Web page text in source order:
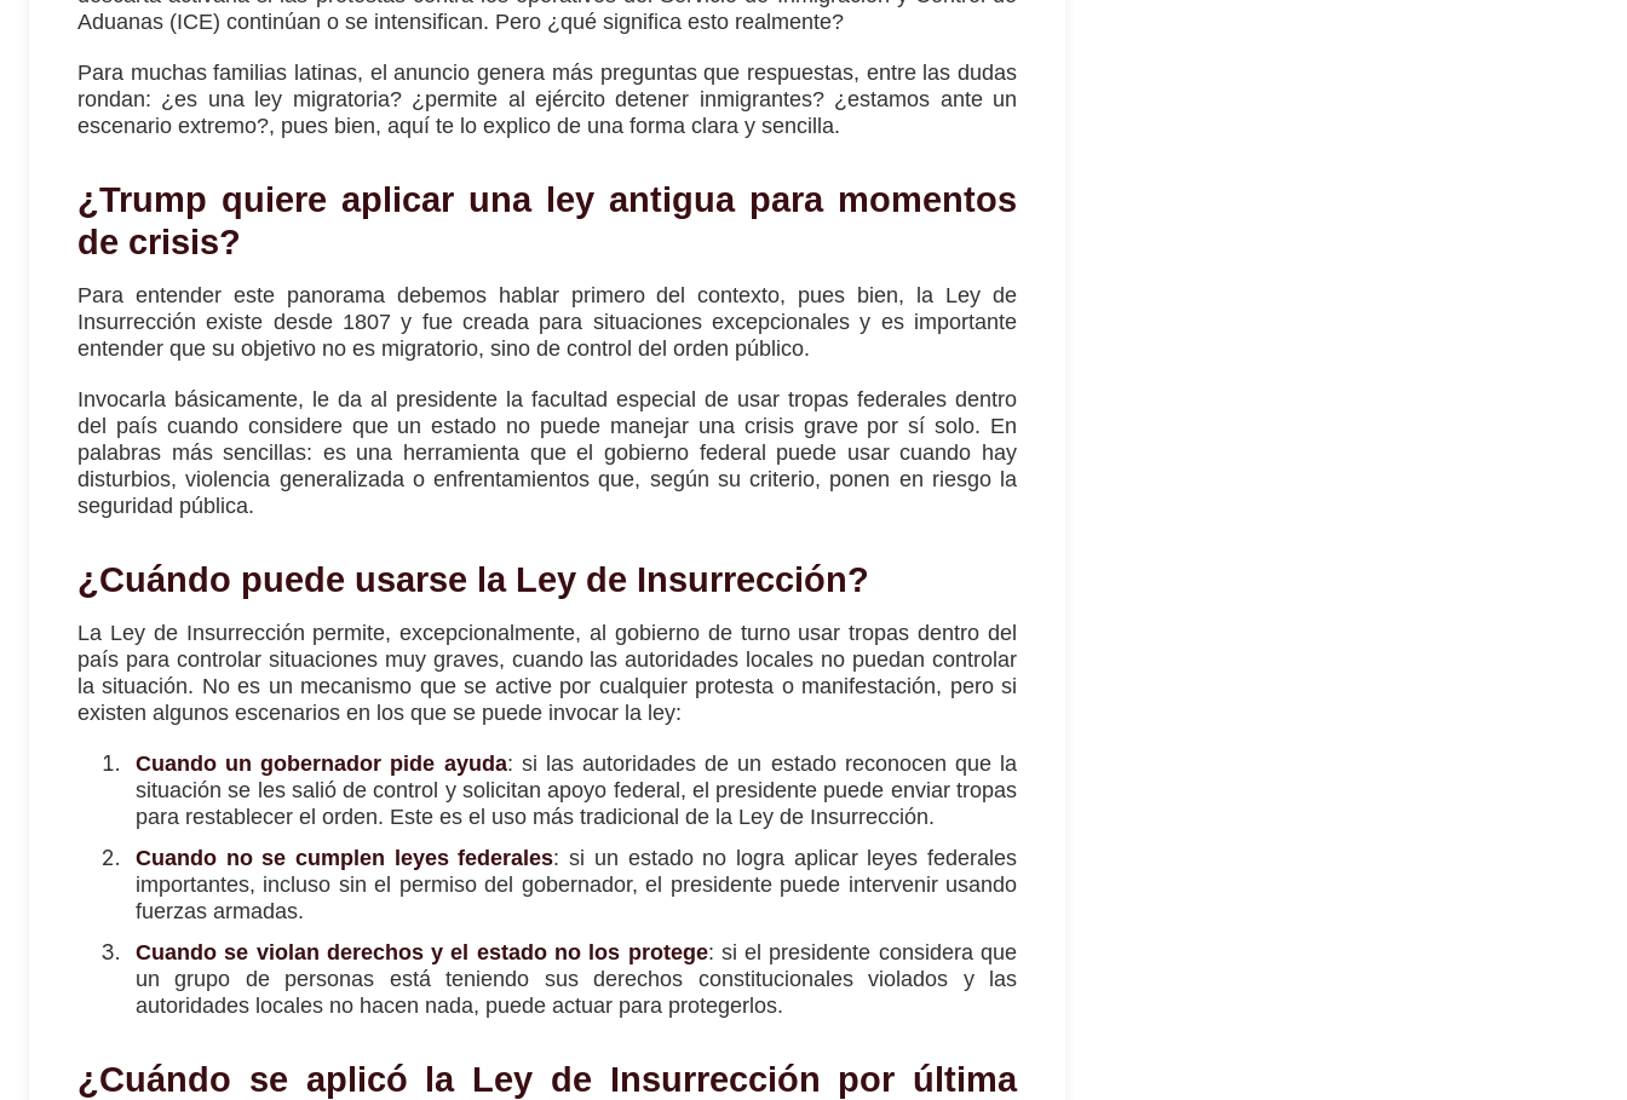
Aduanas (ICE) continúan o se intensifican. Pero ¿qué significa esto realmente?
Para muchas familias latinas, el anuncio genera más preguntas que respuestas, entre las dudas
rondan: ¿es una ley migratoria? ¿permite al ejército detener inmigrantes? ¿estamos ante un
escenario extremo?, pues bien, aquí te lo explico de una forma clara y sencilla.
¿Trump quiere aplicar una ley antigua para momentos
de crisis?
Para entender este panorama debemos hablar primero del contexto, pues bien, la Ley de
Insurrección existe desde 1807 y fue creada para situaciones excepcionales y es importante
entender que su objetivo no es migratorio, sino de control del orden público.
Invocarla básicamente, le da al presidente la facultad especial de usar tropas federales dentro
del país cuando considere que un estado no puede manejar una crisis grave por sí solo. En
palabras más sencillas: es una herramienta que el gobierno federal puede usar cuando hay
disturbios, violencia generalizada o enfrentamientos que, según su criterio, ponen en riesgo la
seguridad pública.
¿Cuándo puede usarse la Ley de Insurrección?
La Ley de Insurrección permite, excepcionalmente, al gobierno de turno usar tropas dentro del
país para controlar situaciones muy graves, cuando las autoridades locales no puedan controlar
la situación. No es un mecanismo que se active por cualquier protesta o manifestación, pero si
existen algunos escenarios en los que se puede invocar la ley:
Cuando un gobernador pide ayuda: si las autoridades de un estado reconocen que la
situación se les salió de control y solicitan apoyo federal, el presidente puede enviar tropas
para restablecer el orden. Este es el uso más tradicional de la Ley de Insurrección.
Cuando no se cumplen leyes federales: si un estado no logra aplicar leyes federales
importantes, incluso sin el permiso del gobernador, el presidente puede intervenir usando
fuerzas armadas.
Cuando se violan derechos y el estado no los protege: si el presidente considera que
un grupo de personas está teniendo sus derechos constitucionales violados y las
autoridades locales no hacen nada, puede actuar para protegerlos.
¿Cuándo se aplicó la Ley de Insurrección por última